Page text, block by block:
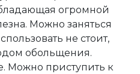
огромной
Можно заняться
не стоит,
обольщения.
Можно приступить к